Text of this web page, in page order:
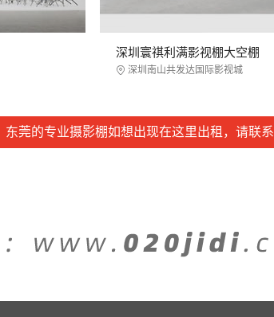
深圳寰祺利满影视棚大空棚
深圳南山共发达国际影视城
东莞的专业摄影棚如想出现在这里出租，请联